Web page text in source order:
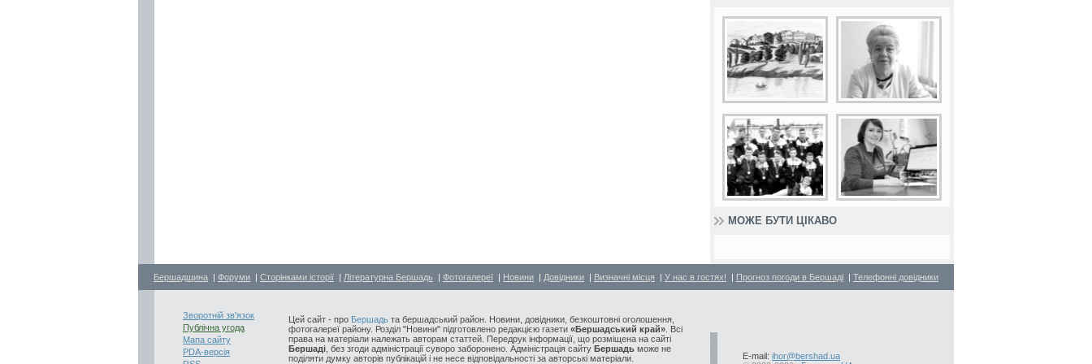
МОЖЕ БУТИ ЦІКАВО
Бершадщина | Форуми | Сторінками історії | Літературна Бершадь | Фотогалереї | Новини | Довідники | Визначні місця | У нас в гостях! | Прогноз погоди в Бершаді | Телефонні довідники
Зворотній зв'язок
Публічна угода
Мапа сайту
PDA-версія
Цей сайт - про Бершадь та бершадський район. Новини, довідники, безкоштовні оголошення,
фотогалереї району. Розділ "Новини" підготовлено редакцією газети «Бершадський край» . Всі
права на матеріали належать авторам статтей. Передрук інформації, що розміщена на сайті
Бершаді , без згоди адміністрації суворо заборонено. Адміністрація сайту Бершадь може не
поділяти думку авторів публікацій і не несе відповідальності за авторські матеріали.
E-mail: ihor@bershad.ua